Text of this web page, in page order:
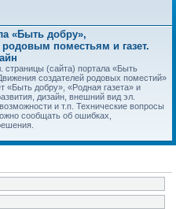
«Быть добру»,
поместьям и газет.
страницы (сайта) портала «Быть
создателей родовых поместий»
добру», «Родная газета» и
дизайн, внешний вид эл.
и т.п. Технические вопросы
сообщать об ошибках,